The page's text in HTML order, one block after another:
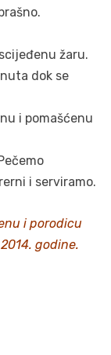
žaru.
dok se
i pomašćenu
i serviramo.
i porodicu
2014. godine.